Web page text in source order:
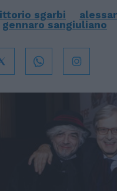
sgarbi
gennaro sangiuliano